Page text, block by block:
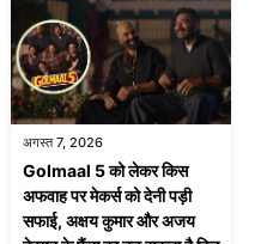
अगस्त 7, 2026
Golmaal 5 को लेकर किस
अफवाह पर मेकर्स को देनी पड़ी
सफाई, अक्षय कुमार और अजय